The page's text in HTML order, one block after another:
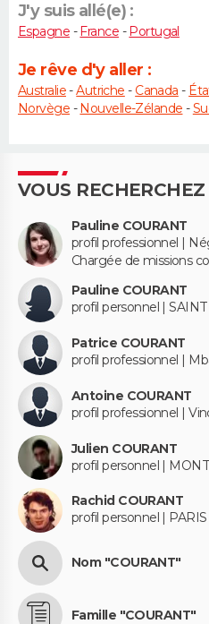
J'y suis allé(e) :
Espagne -France -Portugal
Je rêve d'y aller :
Australie-Autriche - Canada -
Norvège -Nouvelle-Zélande -
VOUS
Pauline COURANT
profil professionnel |
Chargée de missions
Pauline COURANT
profil personnel |
Patrice COURANT
profil professionnel |
Antoine COURANT
profil professionnel |
Julien COURANT
profil personnel |
Rachid COURANT
profil personnel | PARIS
Nom "COURANT"
Famille "COURANT"